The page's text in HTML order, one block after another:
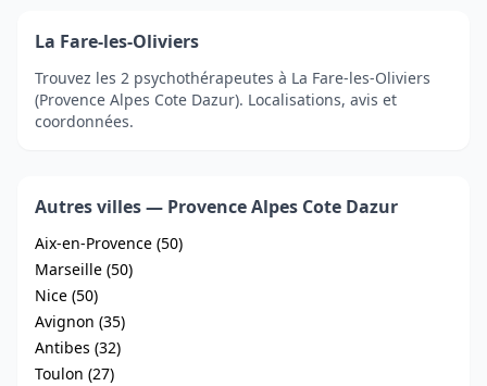
La Fare-les-Oliviers
Trouvez les 2 psychothérapeutes à La Fare-les-Oliviers
(Provence Alpes Cote Dazur). Localisations, avis et
coordonnées.
Autres villes — Provence Alpes Cote Dazur
Aix-en-Provence (50)
Marseille (50)
Nice (50)
Avignon (35)
Antibes (32)
Toulon (27)